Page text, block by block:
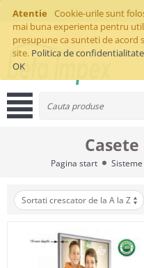
Atentie
Cookie-urile sunt
mai buna experienta pentru
presupune ca sunteti de acord
site. Politica de confidentialitate
OK
Pagina start
Sortati crescator de la A la Z